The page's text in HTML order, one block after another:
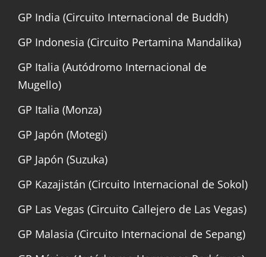
GP India (Circuito Internacional de Buddh)
GP Indonesia (Circuito Pertamina Mandalika)
GP Italia (Autódromo Internacional de
Mugello)
GP Italia (Monza)
GP Japón (Motegi)
GP Japón (Suzuka)
GP Kazajistán (Circuito Internacional de Sokol)
GP Las Vegas (Circuito Callejero de Las Vegas)
GP Malasia (Circuito Internacional de Sepang)